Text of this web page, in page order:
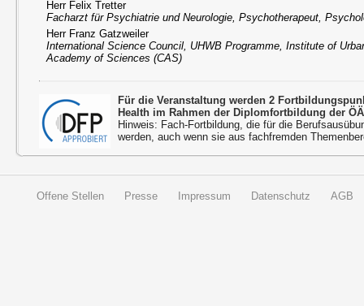
Herr Felix Tretter
Facharzt für Psychiatrie und Neurologie, Psychotherapeut,
Herr Franz Gatzweiler
International Science Council, UHWB Programme, Institute of
Academy of Sciences (CAS)
Für die Veranstaltung werden 2
Health im Rahmen der Diplomfortbildung der
Hinweis: Fach-Fortbildung, die für die
werden, auch wenn sie aus fachfremden
Offene Stellen Presse Impressum Datenschutz AGB